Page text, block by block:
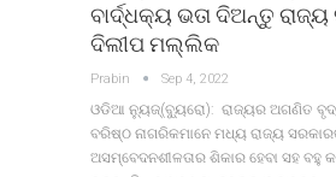
ବାର୍ଦ୍ଧକ୍ୟ ଭତା ଦିଅନ୍ତୁ
ଦିଲୀପ ମଲ୍ଲିକ
Prabin Sep 4, 2022
ଓଡିଆ ନ୍ୟୁଜ୍(ବ୍ୟୁରୋ): ରାଜ୍ୟର ଅଗଣିତ
ବରିଷ୍ଠ ନାଗରିକମାନେ ମଧ୍ୟ ରାଜ୍ୟ
ଅସମ୍ବେଦନଶୀଳତାର ଶିକାର ହେବା ସହ ବହୁ